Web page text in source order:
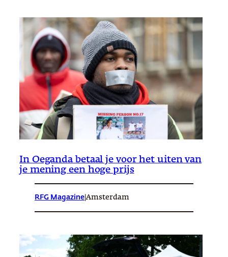
In Oeganda betaal je voor het uiten van
je mening een hoge prijs
RFG Magazine Amsterdam